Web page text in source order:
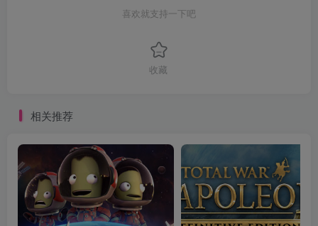
喜欢就支持一下吧
收藏
相关推荐